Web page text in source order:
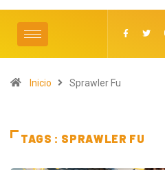
Inicio Sprawler Fu
TAGS : SPRAWLER FU